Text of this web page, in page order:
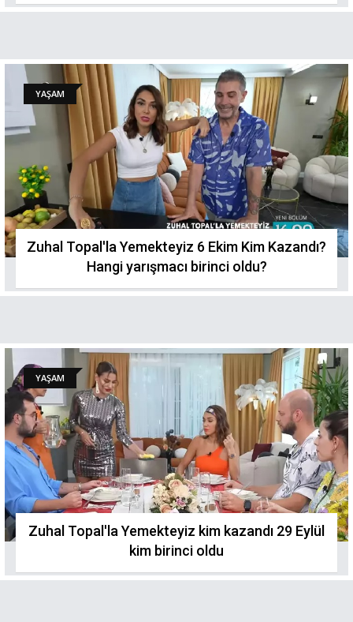
YAŞAM
Zuhal Topal'la Yemekteyiz 6 Ekim Kim Kazandı?
Hangi yarışmacı birinci oldu?
YAŞAM
Zuhal Topal'la Yemekteyiz kim kazandı 29 Eylül
kim birinci oldu